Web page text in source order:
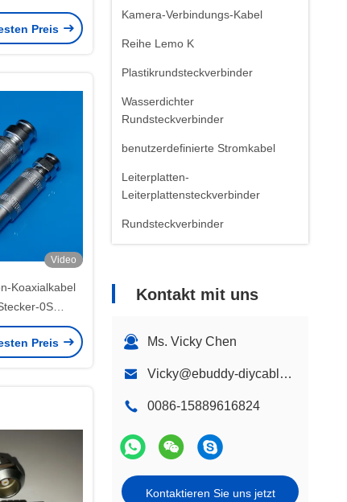
Kamera-Verbindungs-Kabel
Reihe Lemo K
Plastikrundsteckverbinder
Wasserdichter
Rundsteckverbinder
benutzerdefinierte Stromkabel
Leiterplatten-
Leiterplattensteckverbinder
Rundsteckverbinder
Kontakt mit uns
Ms. Vicky Chen
Vicky@ebuddy-diycable.com
0086-15889616824
Kontaktieren Sie uns jetzt
Preis
Video
Koaxialkabel
0S
250 Preis